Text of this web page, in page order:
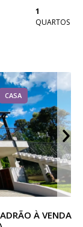
1
QUARTOS
CASA
À VENDA